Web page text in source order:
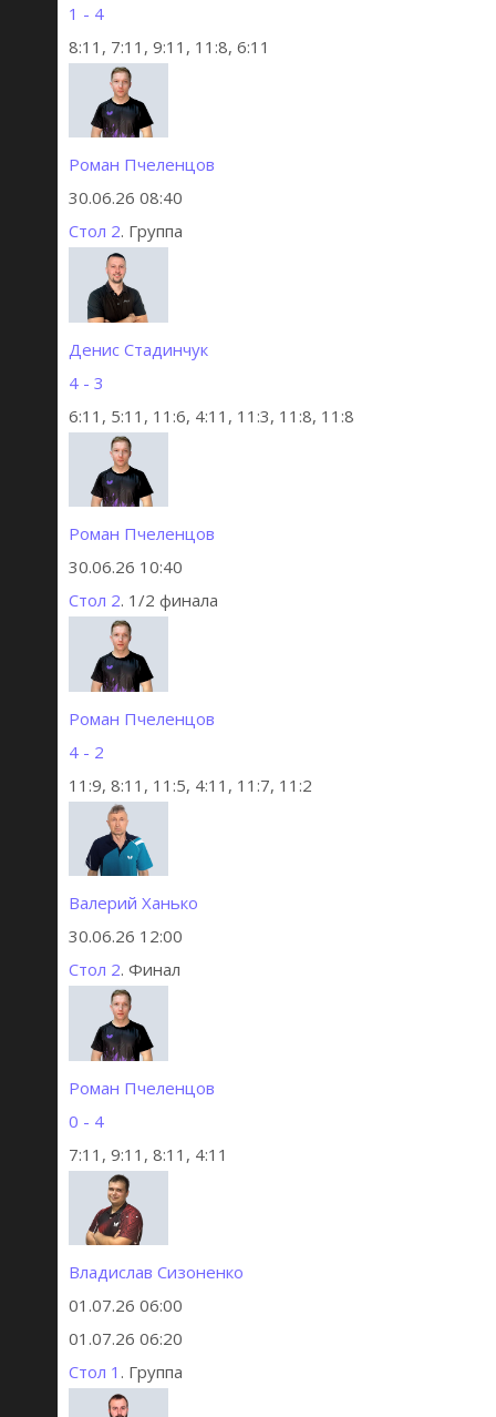
1 - 4
8:11, 7:11, 9:11, 11:8, 6:11
Роман Пчеленцов
30.06.26 08:40
Стол 2. Группа
Денис Стадинчук
4 - 3
6:11, 5:11, 11:6, 4:11, 11:3, 11:8, 11:8
Роман Пчеленцов
30.06.26 10:40
Стол 2. 1/2 финала
Роман Пчеленцов
4 - 2
11:9, 8:11, 11:5, 4:11, 11:7, 11:2
Валерий Ханько
30.06.26 12:00
Стол 2. Финал
Роман Пчеленцов
0 - 4
7:11, 9:11, 8:11, 4:11
Владислав Сизоненко
01.07.26 06:00
01.07.26 06:20
Стол 1 . Группа